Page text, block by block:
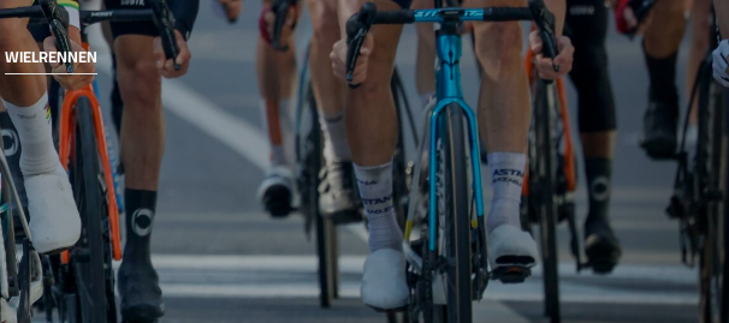
N
D
E
W
E
W
G
E
WIELRENNEN